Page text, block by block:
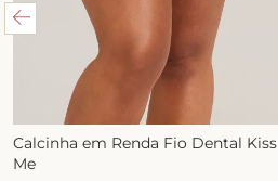
Calcinha em Renda Fio Dental Kiss
Me